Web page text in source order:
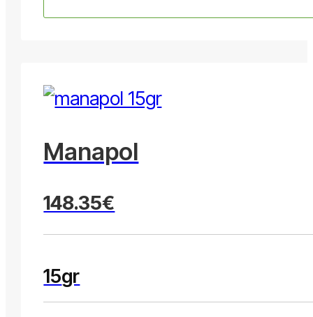
Manapol
148.35€
15gr